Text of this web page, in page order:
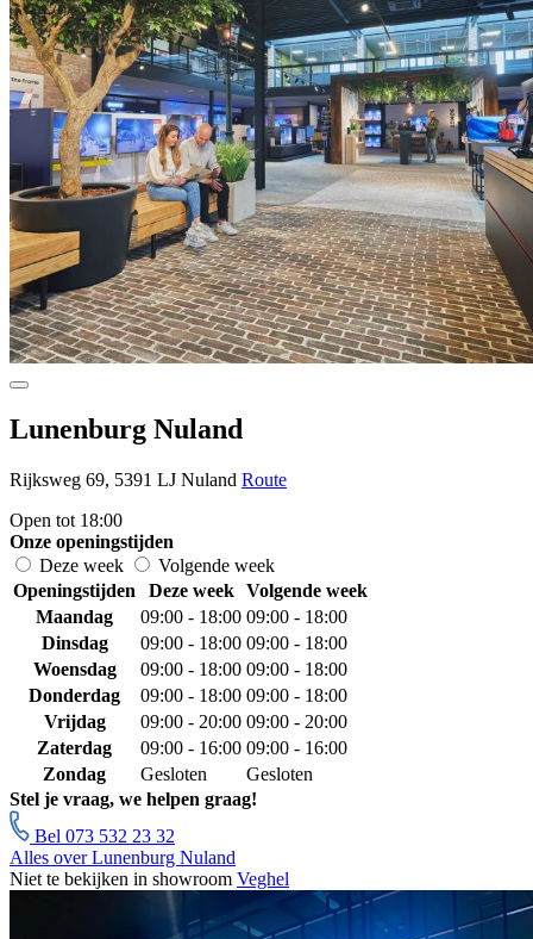
Lunenburg Nuland
Rijksweg 69, 5391 LJ Nuland Route
Open tot 18:00
Onze openingstijden
Deze week
Volgende week
Openingstijden
Deze week
Volgende week
Maandag
09:00 - 18:00 09:00 - 18:00
Dinsdag
09:00 - 18:00 09:00 - 18:00
Woensdag
09:00 - 18:00 09:00 - 18:00
Donderdag
09:00 - 18:00 09:00 - 18:00
Vrijdag
09:00 - 20:00 09:00 - 20:00
Zaterdag
09:00 - 16:00 09:00 - 16:00
Zondag
Gesloten
Gesloten
Stel je vraag, we helpen graag!
Bel 073 532 23 32
Alles over Lunenburg Nuland
Niet te bekijken in showroom Veghel